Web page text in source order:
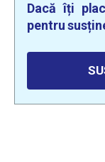
Dacă îți
pentru